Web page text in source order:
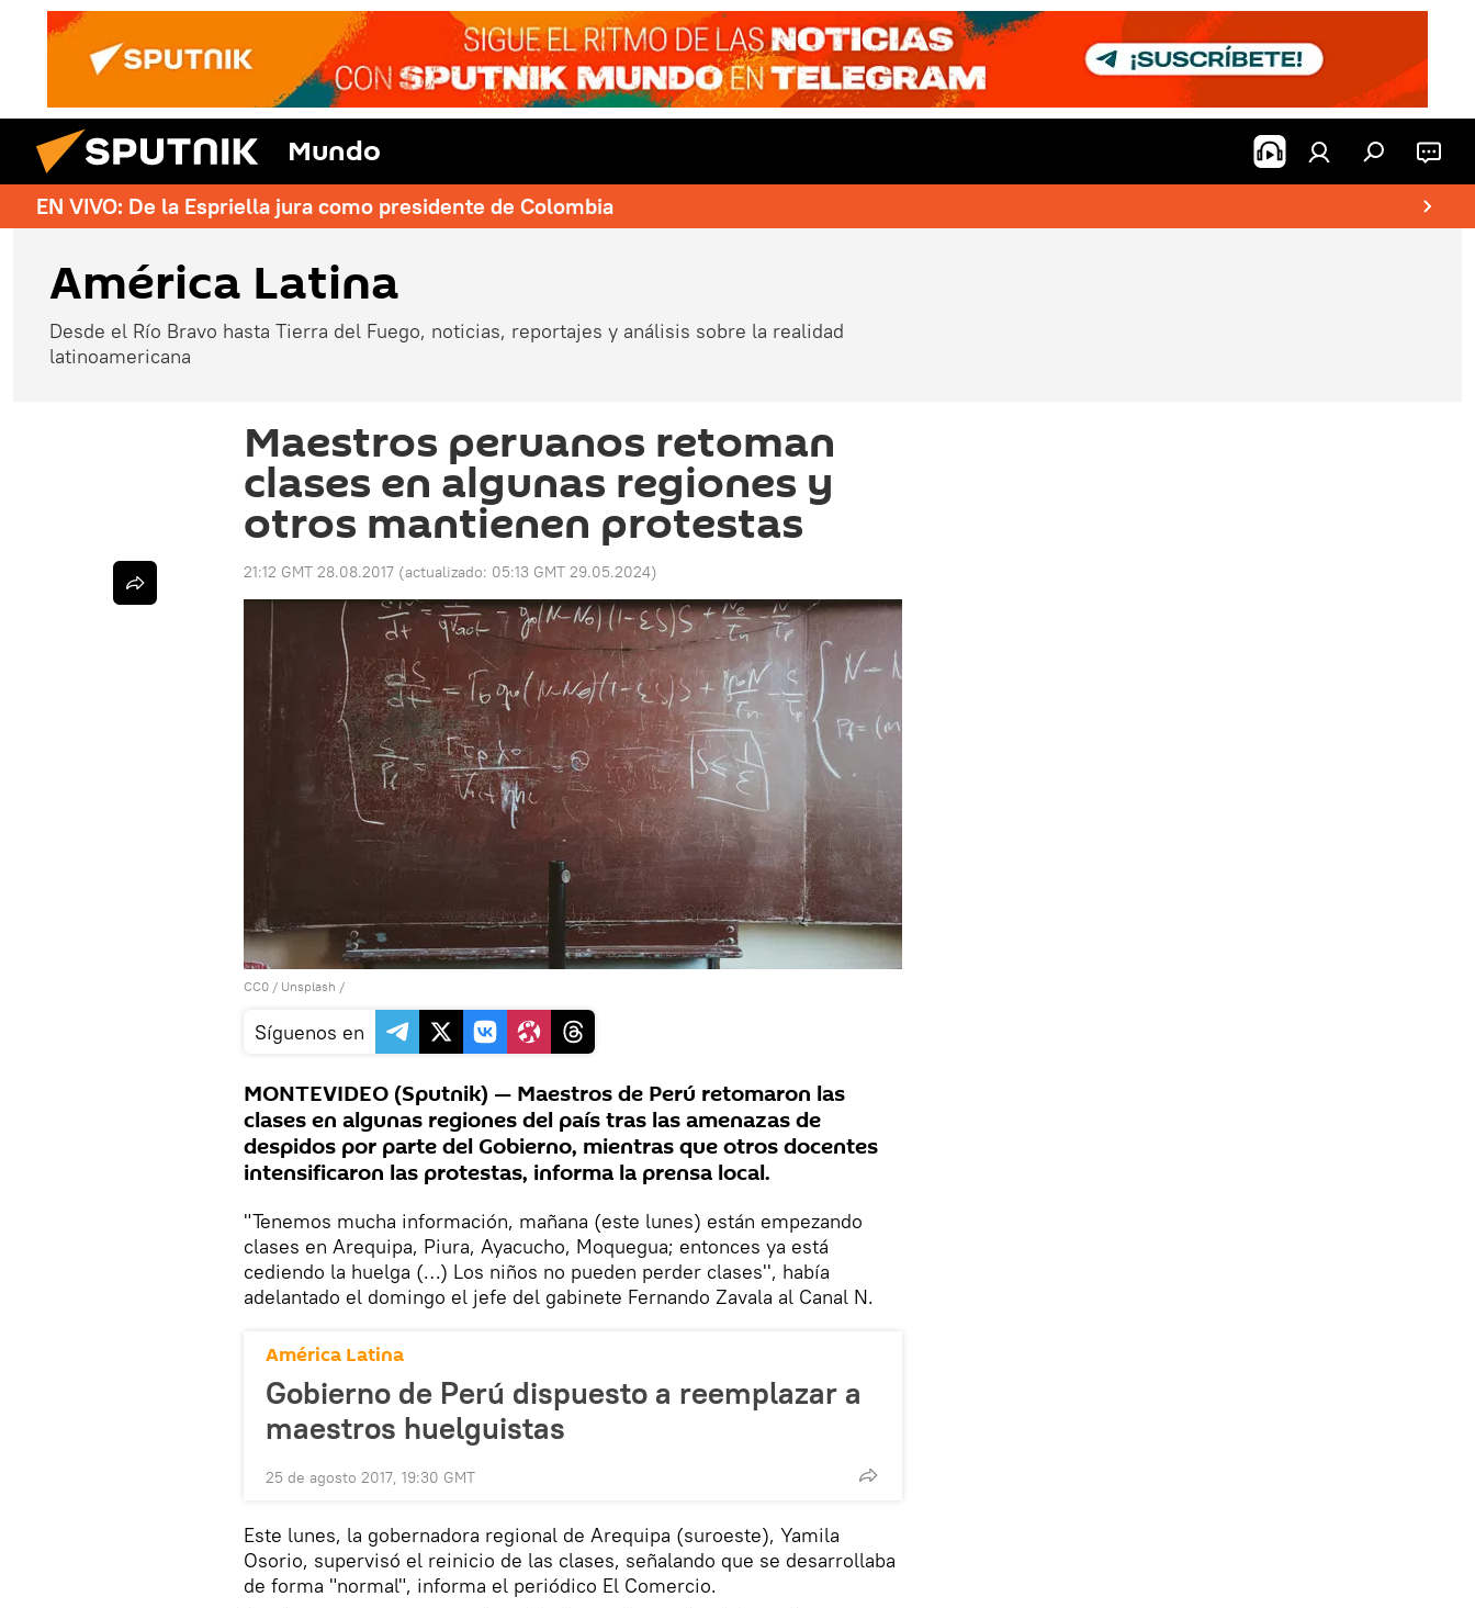
Mundo
EN VIVO: De la Espriella jura como presidente de Colombia
América Latina
Desde el Río Bravo hasta Tierra del Fuego, noticias, reportajes y análisis sobre la realidad
latinoamericana
Maestros peruanos retoman
clases en algunas regiones y
otros mantienen protestas
21:12 GMT 28.08.2017 (actualizado: 05:13 GMT 29.05.2024)
CC0 / Unsplash /
Síguenos en
MONTEVIDEO (Sputnik) — Maestros de Perú retomaron las
clases en algunas regiones del país tras las amenazas de
despidos por parte del Gobierno, mientras que otros docentes
intensificaron las protestas, informa la prensa local.
"Tenemos mucha información, mañana (este lunes) están empezando
clases en Arequipa, Piura, Ayacucho, Moquegua; entonces ya está
cediendo la huelga (…) Los niños no pueden perder clases'', había
adelantado el domingo el jefe del gabinete Fernando Zavala al Canal N.
América Latina
Gobierno de Perú dispuesto a reemplazar a
maestros huelguistas
25 de agosto 2017, 19:30 GMT
Este lunes, la gobernadora regional de Arequipa (suroeste), Yamila
Osorio, supervisó el reinicio de las clases, señalando que se desarrollaba
de forma "normal", informa el periódico El Comercio.